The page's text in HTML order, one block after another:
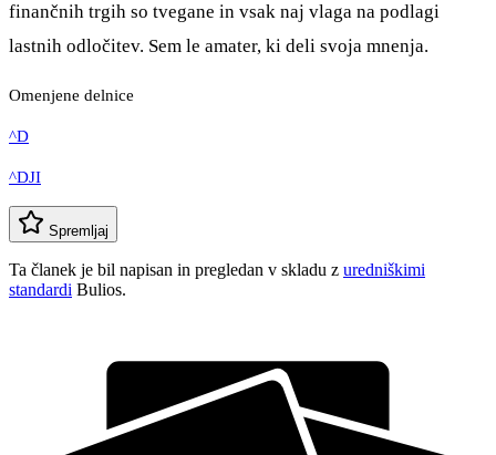
finančnih trgih so tvegane in vsak naj vlaga na podlagi
lastnih odločitev. Sem le amater, ki deli svoja mnenja.
Omenjene delnice
^D
^DJI
Spremljaj
Ta članek je bil napisan in pregledan v skladu z uredniškimi
standardi Bulios.